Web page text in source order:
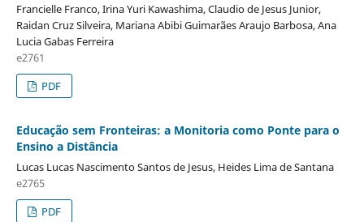
Francielle Franco, Irina Yuri Kawashima, Claudio de Jesus Junior,
Raidan Cruz Silveira, Mariana Abibi Guimarães Araujo Barbosa, Ana
Lucia Gabas Ferreira
e2761
PDF
Educação sem Fronteiras: a Monitoria como Ponte para o
Ensino a Distância
Lucas Lucas Nascimento Santos de Jesus, Heides Lima de Santana
e2765
PDF